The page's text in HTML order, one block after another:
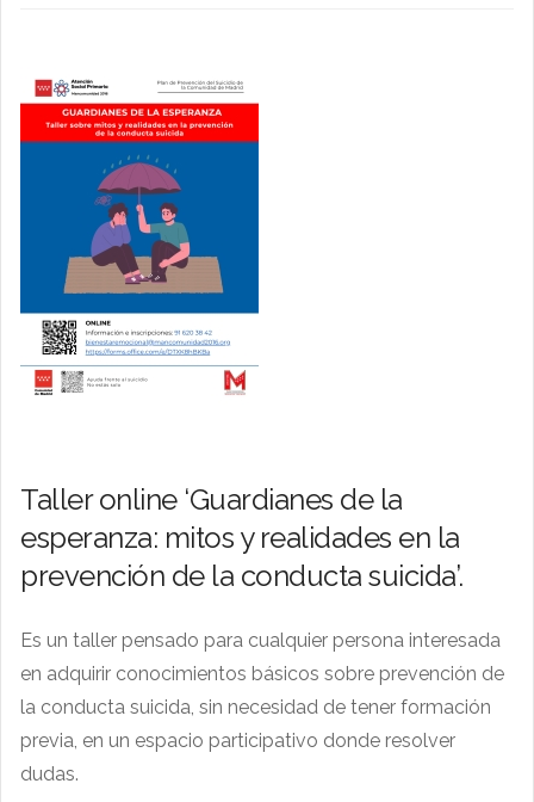
Taller online ‘Guardianes de la
esperanza: mitos y realidades en la
prevención de la conducta suicida’.
Es un taller pensado para cualquier persona interesada
en adquirir conocimientos básicos sobre prevención de
la conducta suicida, sin necesidad de tener formación
previa, en un espacio participativo donde resolver
dudas.